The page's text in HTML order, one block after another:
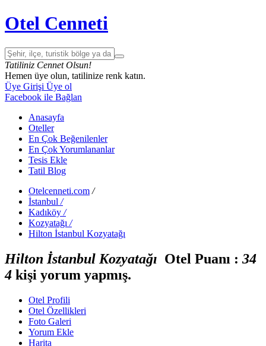
Otel Cenneti
Tatiliniz Cennet Olsun!
Hemen üye olun, tatilinize renk katın.
Üye Girişi Üye ol
Facebook ile Bağlan
Anasayfa
Oteller
En Çok Beğenilenler
En Çok Yorumlananlar
Tesis Ekle
Tatil Blog
Otelcenneti.com /
İstanbul /
Kadıköy /
Kozyatağı /
Hilton İstanbul Kozyatağı
Hilton İstanbul Kozyatağı Otel Puanı : 34
4 kişi yorum yapmış.
Otel Profili
Otel Özellikleri
Foto Galeri
Yorum Ekle
Harita